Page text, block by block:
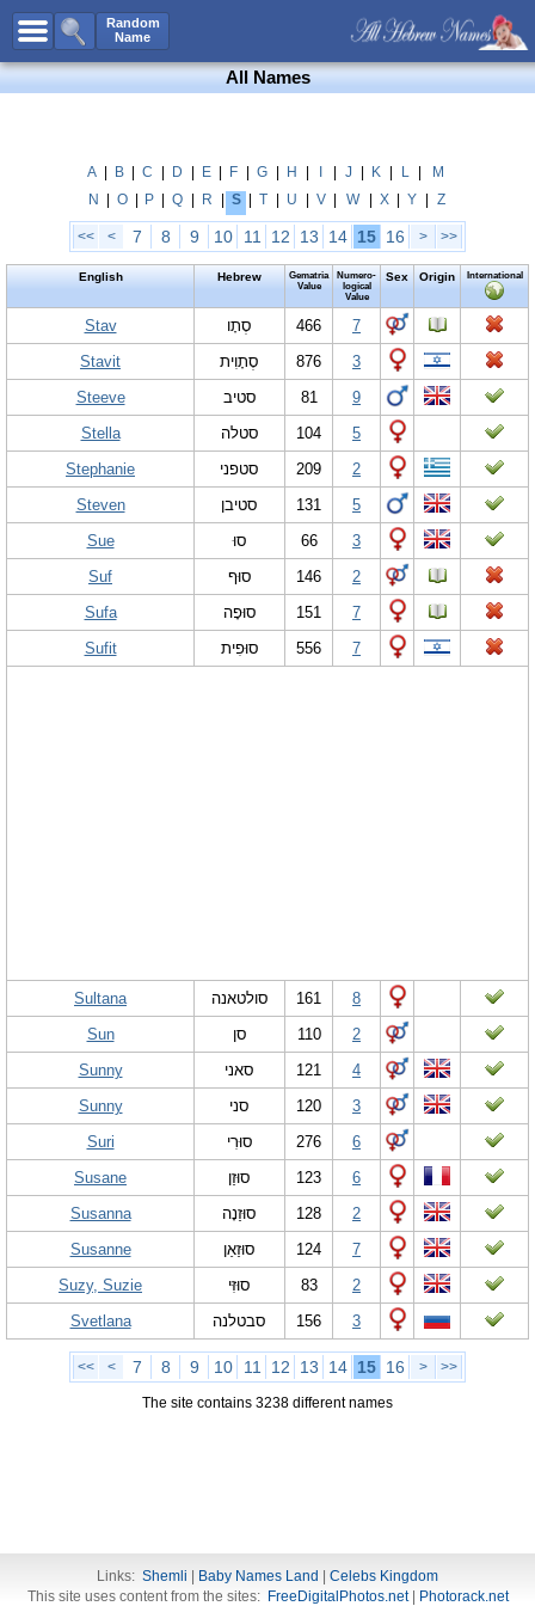
Random
Name
All Names
Boy Names
Unisex Names
Popular Names
Unique Names
Celebs B. Days
Numerology
Add Name
Contact Us
Facebook
All Names
A B C D E F G H J K L
M
N
O P Q R S T U V W X Y Z
<< < 7 8 9 10 11 12 13 14 15 16 > >>
English Hebrew
Gematria
Value
Numero-
logical
Value
Sex Origin International
Stav סְתָו 466
7
Stavit
סְתָוִית 876
3
Steeve
סטיב 81
9
Stella
סטלה 104
5
Stephanie
סטפני 209
2
Steven
סטיבן 131
5
Sue
סוּ 66
3
Suf
סוּף 146
2
Sufa
סוּפָה 151
7
Sufit
סוּפִית 556 7
Sultana סולטאנה 161
8
Sun
סן 110
2
Sunny
סאני 121
4
Sunny
סני 120
3
Suri
סוּרִי 276
6
Susane
סוּזַן 123
6
Susanna
סוּזַנָה 128
2
Susanne
סוּזַאַן 124
7
Suzy, Suzie
סוּזִּי 83
2
Svetlana
סבטלנה 156 3
<< < 7 8 9 10 11 12 13 14 15 16 > >>
The site contains 3238 different names
Links: Shemli Baby Names Land
Celebs Kingdom
This site uses content from the sites: FreeDigitalPhotos.net| Photorack.net